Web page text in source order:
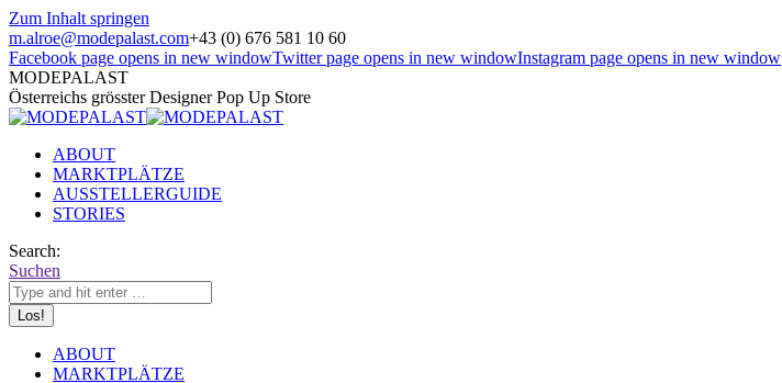
Zum Inhalt springen
m.alroe@modepalast.com+43 (0) 676 581 10 60
Facebook page opens in new windowTwitter page opens in new windowInstagram page opens in new window
MODEPALAST
Österreichs grösster Designer Pop Up Store
ABOUT
MARKTPLÄTZE
AUSSTELLERGUIDE
STORIES
Search:
Suchen
ABOUT
MARKTPLÄTZE